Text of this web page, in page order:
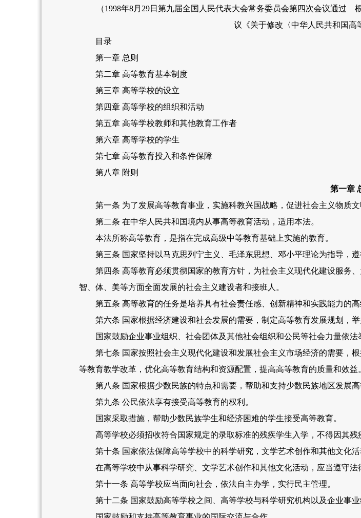
（1998年8月29日第九届全国人民代表大会常务委员会第四次会议通过
议《关于修改〈中华人民共和国高
目录
第一章 总则
第二章 高等教育基本制度
第三章 高等学校的设立
第四章 高等学校的组织和活动
第五章 高等学校教师和其他教育工作者
第六章 高等学校的学生
第七章 高等教育投入和条件保障
第八章 附则
第一章
第一条 为了发展高等教育事业，实施科教兴国战略，促进社会主义物质文
第二条 在中华人民共和国境内从事高等教育活动，适用本法。
本法所称高等教育，是指在完成高级中等教育基础上实施的教育。
第三条 国家坚持以马克思列宁主义、毛泽东思想、邓小平理论为指导，遵
第四条 高等教育必须贯彻国家的教育方针，为社会主义现代化建设服务、
智、体、美等方面全面发展的社会主义建设者和接班人。
第五条 高等教育的任务是培养具有社会责任感、创新精神和实践能力的高
第六条 国家根据经济建设和社会发展的需要，制定高等教育发展规划，举
国家鼓励企业事业组织、社会团体及其他社会组织和公民等社会力量依法
第七条 国家按照社会主义现代化建设和发展社会主义市场经济的需要，
等教育教学改革，优化高等教育结构和资源配置，提高高等教育的质量和效益
第八条 国家根据少数民族的特点和需要，帮助和支持少数民族地区发展高
第九条 公民依法享有接受高等教育的权利。
国家采取措施，帮助少数民族学生和经济困难的学生接受高等教育。
高等学校必须招收符合国家规定的录取标准的残疾学生入学，不得因其残
第十条 国家依法保障高等学校中的科学研究，文学艺术创作和其他文化活
在高等学校中从事科学研究、文学艺术创作和其他文化活动，应当遵守法
第十一条 高等学校应当面向社会，依法自主办学，实行民主管理。
第十二条 国家鼓励高等学校之间、高等学校与科学研究机构以及企业事业